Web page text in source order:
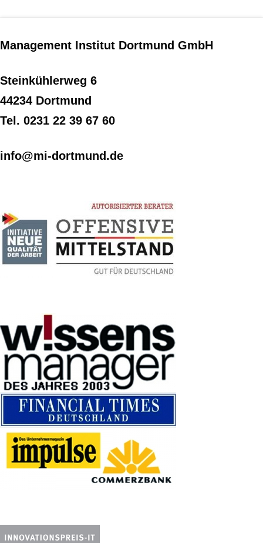
Management Institut Dortmund GmbH
Steinkühlerweg 6
44234 Dortmund
Tel. 0231 22 39 67 60
info@mi-dortmund.de